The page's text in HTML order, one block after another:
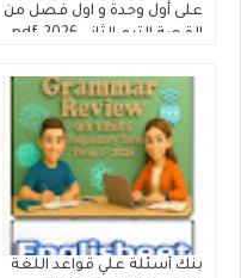
على أول وحدة و اول فصل من
القصة الترم الثاني 2026.pdf
بنك أسئلة علي قواعد اللغة